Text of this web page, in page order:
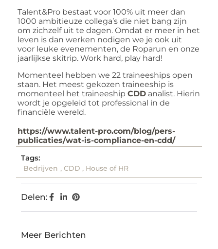
Talent&Pro bestaat voor 100% uit meer dan
1000 ambitieuze collega’s die niet bang zijn
om zichzelf uit te dagen. Omdat er meer in het
leven is dan werken nodigen we je ook uit
voor leuke evenementen, de Roparun en onze
jaarlijkse skitrip. Work hard, play hard!
Momenteel hebben we 22 traineeships open
staan. Het meest gekozen traineeship is
momenteel het traineeship CDD analist. Hierin
wordt je opgeleid tot professional in de
financiële wereld.
https://www.talent-pro.com/blog/pers-
publicaties/wat-is-compliance-en-cdd/
Tags:
Bedrijven , CDD , House of HR
Delen:
Meer Berichten